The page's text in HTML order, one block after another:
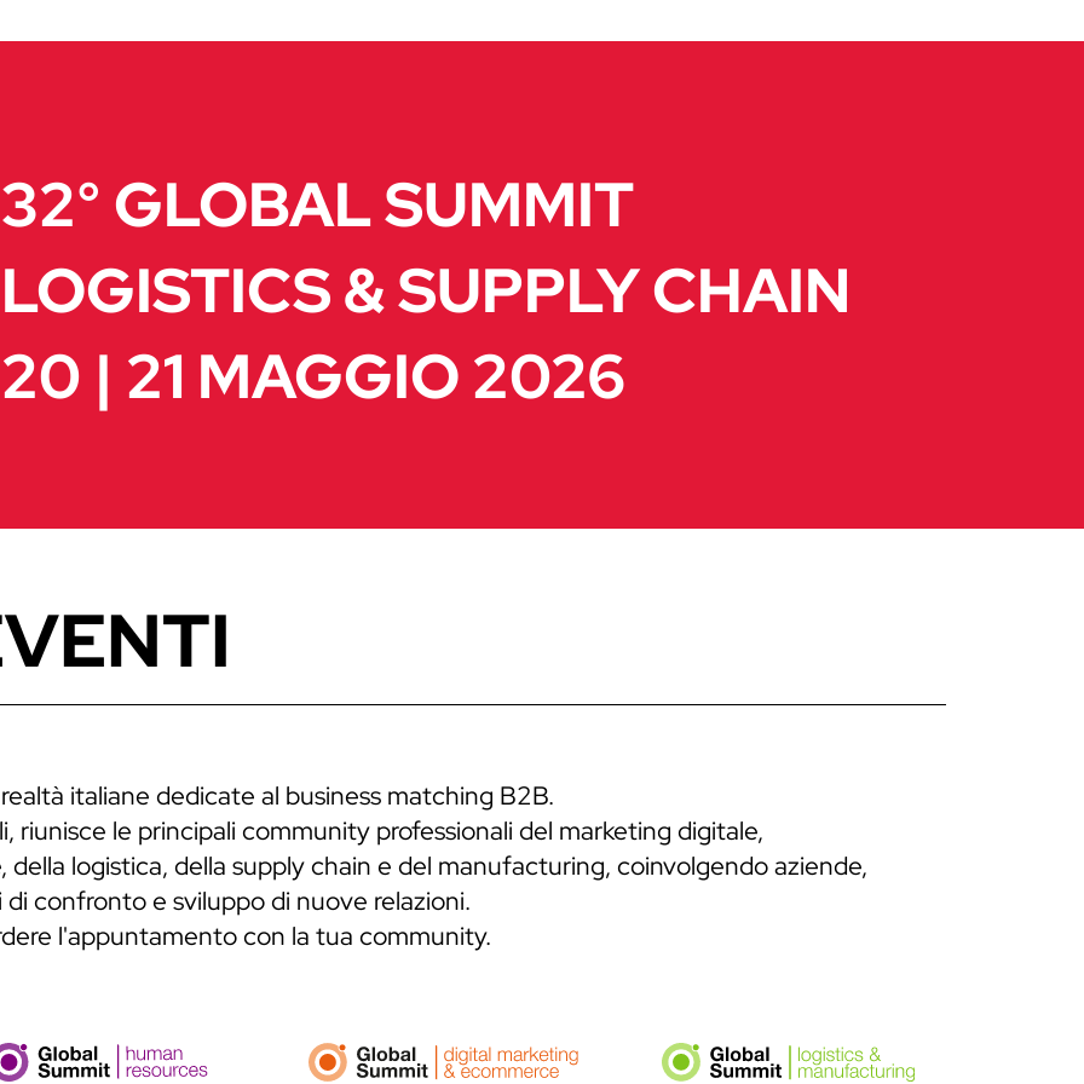
32° GLOBAL SUMMIT
LOGISTICS & SUPPLY CHAIN
20 | 21 MAGGIO 2026
italiane dedicate al business matching B2B.
riunisce le principali community professionali del marketing digitale,
logistica, della supply chain e del manufacturing, coinvolgendo aziende,
confronto e sviluppo di nuove relazioni.
l'appuntamento con la tua community.